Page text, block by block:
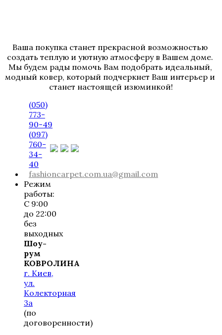
Ваша покупка станет прекрасной возможностью
создать теплую и уютную атмосферу в Вашем доме.
Мы будем рады помочь Вам подобрать идеальный,
модный ковер, который подчеркнет Ваш интерьер и
станет настоящей изюминкой!
(050)
773-
90-49
(097)
760-
34-
40
fashioncarpet.com.ua@gmail.com
Режим
работы:
С 9:00
до 22:00
без
выходных
Шоу-
рум
КОВРОЛИНА
г. Киев,
ул.
Колекторная
3а
(по
договоренности)